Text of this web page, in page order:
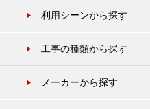
利用シーンから探す
工事の種類から探す
メーカーから探す